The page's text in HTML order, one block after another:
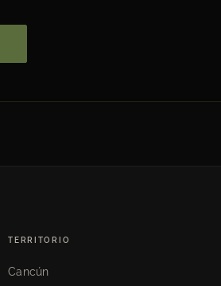
TERRITORIO
Cancún